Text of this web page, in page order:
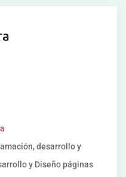
desarrollo y
y Diseño páginas